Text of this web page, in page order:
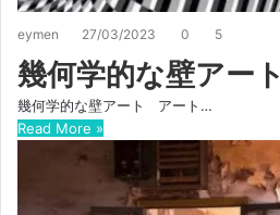
eymen 27/03/2023 0 5
幾何学的な壁アート
幾何学的な壁アート アート…
Read More »